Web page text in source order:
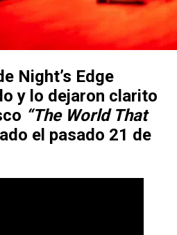
Night’s Edge
y lo dejaron clarito
“The World That
el pasado 21 de